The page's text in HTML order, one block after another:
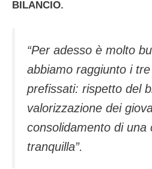
BILANCIO.
“Per adesso è molto
abbiamo raggiunto i
prefissati: rispetto del
valorizzazione dei
consolidamento di una
tranquilla”.